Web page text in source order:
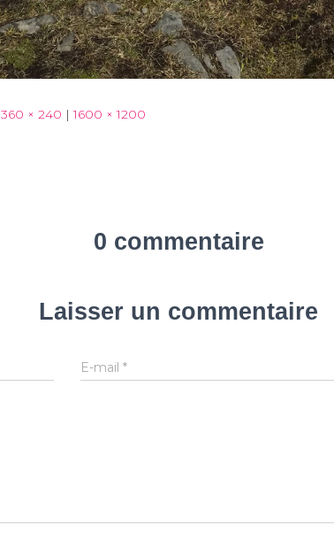
360 × 240 | 1600 × 1200
0 commentaire
Laisser un commentaire
E-mail*